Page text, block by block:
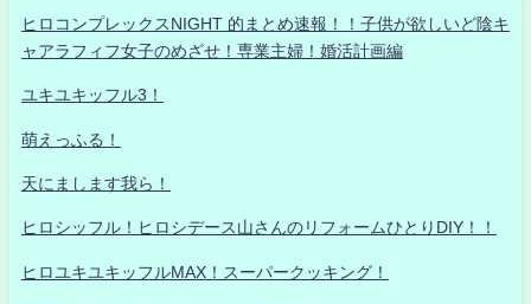
ヒロコンプレックスNIGHT 的まとめ速報！！子供が欲しいど陰キ
ャアラフィフ女子のめざせ！専業主婦！婚活計画編
ユキユキッフル3！
萌えっふる！
天にまします我ら！
ヒロシッフル！ヒロシデース山さんのリフォームひとりDIY！！
ヒロユキユキッフルMAX！スーパークッキング！